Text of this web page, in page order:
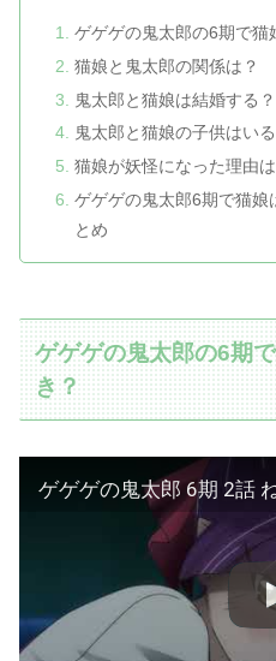
ゲゲゲの鬼太郎の6期で猫
猫娘と鬼太郎の関係は？
鬼太郎と猫娘は結婚する？
鬼太郎と猫娘の子供はいる
猫娘が妖怪になった理由は
ゲゲゲの鬼太郎6期で猫娘
とめ
ゲゲゲの鬼太郎の6期
き？
ゲゲゲの鬼太郎 6期 2話